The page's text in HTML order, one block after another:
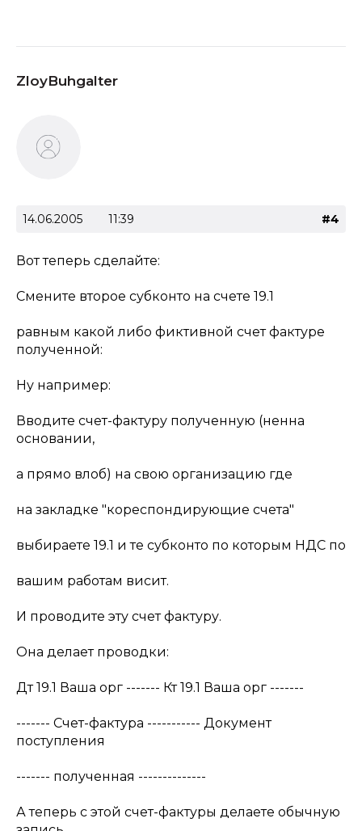
ZloyBuhgalter
14.06.2005 11:39 #4
Вот теперь сделайте:
Смените второе субконто на счете 19.1
равным какой либо фиктивной счет фактуре
полученной:
Ну например:
Вводите счет-фактуру полученную (ненна
основании,
а прямо влоб) на свою организацию где
на закладке "кореспондирующие счета"
выбираете 19.1 и те субконто по которым НДС по
вашим работам висит.
И проводите эту счет фактуру.
Она делает проводки:
Дт 19.1 Ваша орг ------- Кт 19.1 Ваша орг -------
------- Счет-фактура ----------- Документ
поступления
------- полученная --------------
А теперь с этой счет-фактуры делаете обычную